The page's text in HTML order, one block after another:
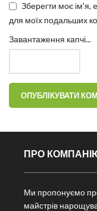
Зберегти моє ім'я,
для моїх подальших
Завантаження капчі...
ПРО
Ми пропонуємо
майстрів